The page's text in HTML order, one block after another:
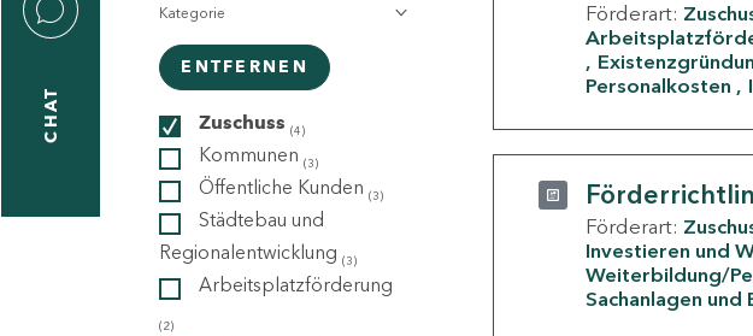
CHAT
Kategorie
ENTFERNEN
Zuschuss (4)
Kommunen (3)
Öffentliche Kunden (3)
Städtebau und
Regionalentwicklung (3)
Arbeitsplatzförderung
(2)
Förderart:
Personalkosten
Förderart:
Investieren und
Weiterbildung/
Sachanlagen und